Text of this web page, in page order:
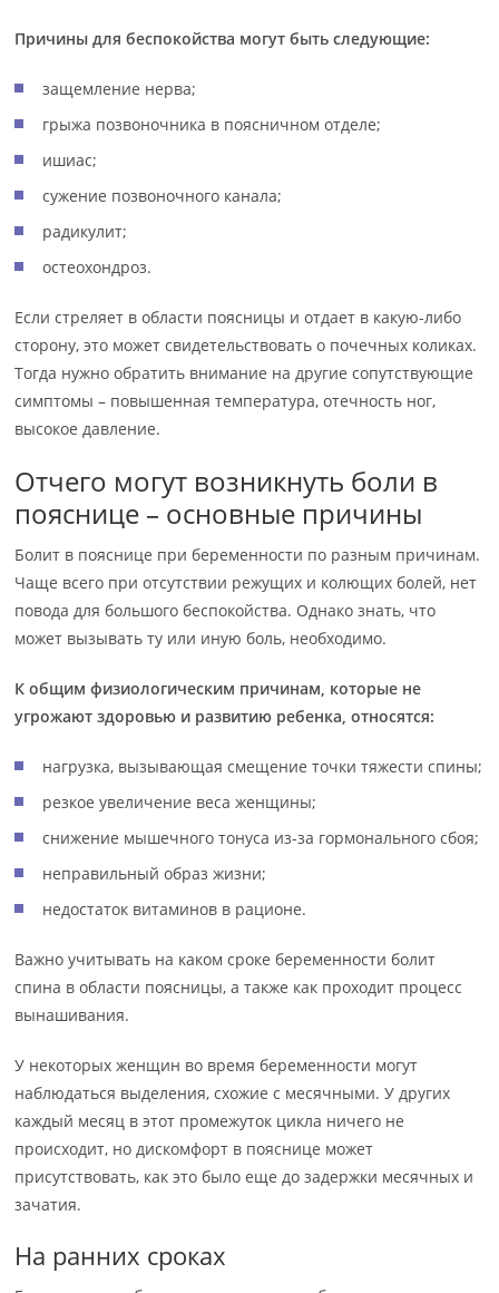
Причины для беспокойства могут быть следующие:
защемление нерва;
грыжа позвоночника в поясничном отделе;
ишиас;
сужение позвоночного канала;
радикулит;
остеохондроз.
Если стреляет в области поясницы и отдает в какую-либо
сторону, это может свидетельствовать о почечных коликах.
Тогда нужно обратить внимание на другие сопутствующие
симптомы – повышенная температура, отечность ног,
высокое давление.
Отчего могут возникнуть боли в
пояснице – основные причины
Болит в пояснице при беременности по разным причинам.
Чаще всего при отсутствии режущих и колющих болей, нет
повода для большого беспокойства. Однако знать, что
может вызывать ту или иную боль, необходимо.
К общим физиологическим причинам, которые не
угрожают здоровью и развитию ребенка, относятся:
нагрузка, вызывающая смещение точки тяжести спины;
резкое увеличение веса женщины;
снижение мышечного тонуса из-за гормонального сбоя;
неправильный образ жизни;
недостаток витаминов в рационе.
Важно учитывать на каком сроке беременности болит
спина в области поясницы, а также как проходит процесс
вынашивания.
У некоторых женщин во время беременности могут
наблюдаться выделения, схожие с месячными. У других
каждый месяц в этот промежуток цикла ничего не
происходит, но дискомфорт в пояснице может
присутствовать, как это было еще до задержки месячных и
зачатия.
На ранних сроках